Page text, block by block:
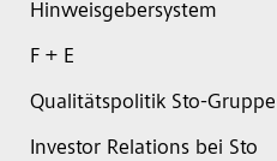
Hinweisgebersystem
F + E
Qualitätspolitik Sto-Gruppe
Investor Relations bei Sto